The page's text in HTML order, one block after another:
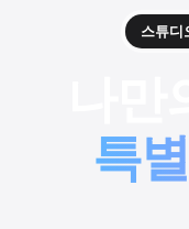
스튜디
나만
특